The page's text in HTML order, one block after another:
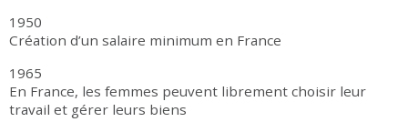
1950
Création d’un salaire minimum en France
1965
En France, les femmes peuvent librement choisir leur
travail et gérer leurs biens